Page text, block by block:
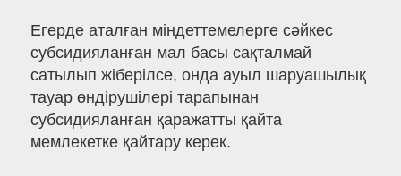
Егерде аталған міндеттемелерге сәйкес
субсидияланған мал басы сақталмай
сатылып жіберілсе, онда ауыл шаруашылық
тауар өндірушілері тарапынан
субсидияланған қаражатты қайта
мемлекетке қайтару керек.